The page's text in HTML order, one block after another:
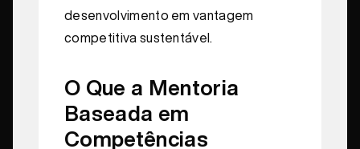
desenvolvimento em vantagem
competitiva sustentável.
O Que a Mentoria
Baseada em
Competências